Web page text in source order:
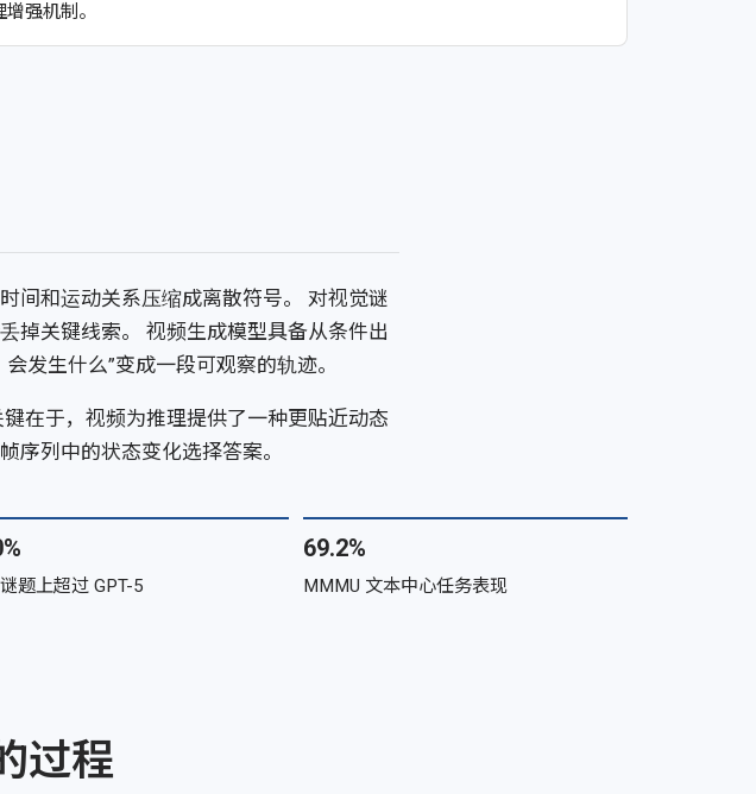
增强机制。
间和运动关系压缩成离散符号。 对视觉谜
掉关键线索。 视频生成模型具备从条件出
发生什么”变成一段可观察的轨迹。
在于，视频为推理提供了一种更贴近动态
序列中的状态变化选择答案。
题上超过 GPT-5
69.2%
MMMU 文本中心任务表现
过程